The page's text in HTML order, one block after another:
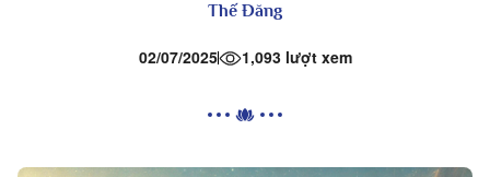
Thế Đăng
02/07/2025 1,093 lượt xem